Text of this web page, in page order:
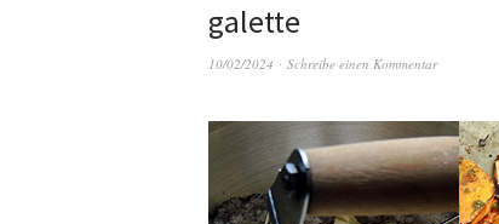
galette
10/02/2024 Schreibe einen Kommentar